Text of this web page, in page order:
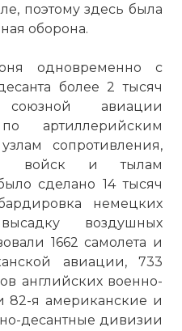
поэтому здесь была
оборона.
одновременно с
более 2 тысяч
союзной авиации
артиллерийским
сопротивления,
войск и тылам
сделано 14 тысяч
немецких
воздушных
1662 самолета и
авиации, 733
английских военно-
82-я американские и
десантные дивизии